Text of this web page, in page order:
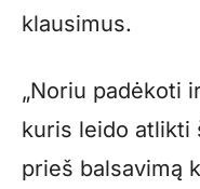
klausimus.
„Noriu padėkoti
kuris leido atlikti
prieš balsavimą